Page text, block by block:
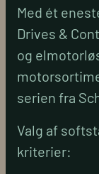
Med ét
Drives &
og
serien fra
Valg af
kriterier: